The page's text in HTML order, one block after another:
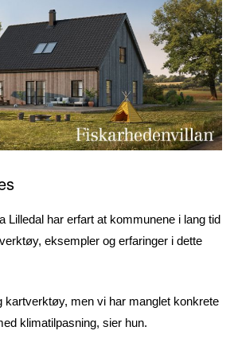
Lilledal har erfart at kommunene i lang tid
eksempler og erfaringer i dette
kartverktøy, men vi har manglet konkrete
klimatilpasning, sier hun.